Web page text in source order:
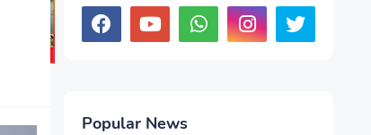
Popular News